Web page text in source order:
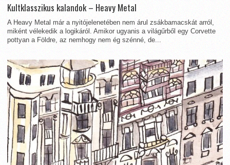
Kultklasszikus kalandok – Heavy Metal
A Heavy Metal már a nyitójelenetében nem árul zsákbamacskát arról,
miként vélekedik a logikáról. Amikor ugyanis a világűrből egy Corvette
pottyan a Földre, az nemhogy nem ég szénné, de...